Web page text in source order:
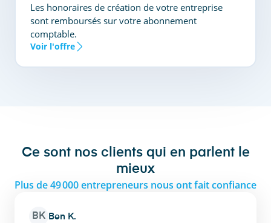
Les honoraires de création de votre entreprise
sont remboursés sur votre abonnement
comptable.
Voir l'offre
Ce sont nos clients qui en parlent le
mieux
Plus de 49 000 entrepreneurs nous ont fait confiance
BK Ben K.